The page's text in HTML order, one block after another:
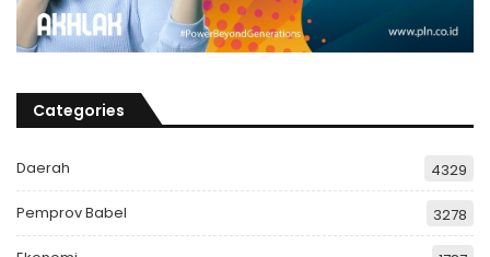
Categories
Daerah 4329
Pemprov Babel 3278